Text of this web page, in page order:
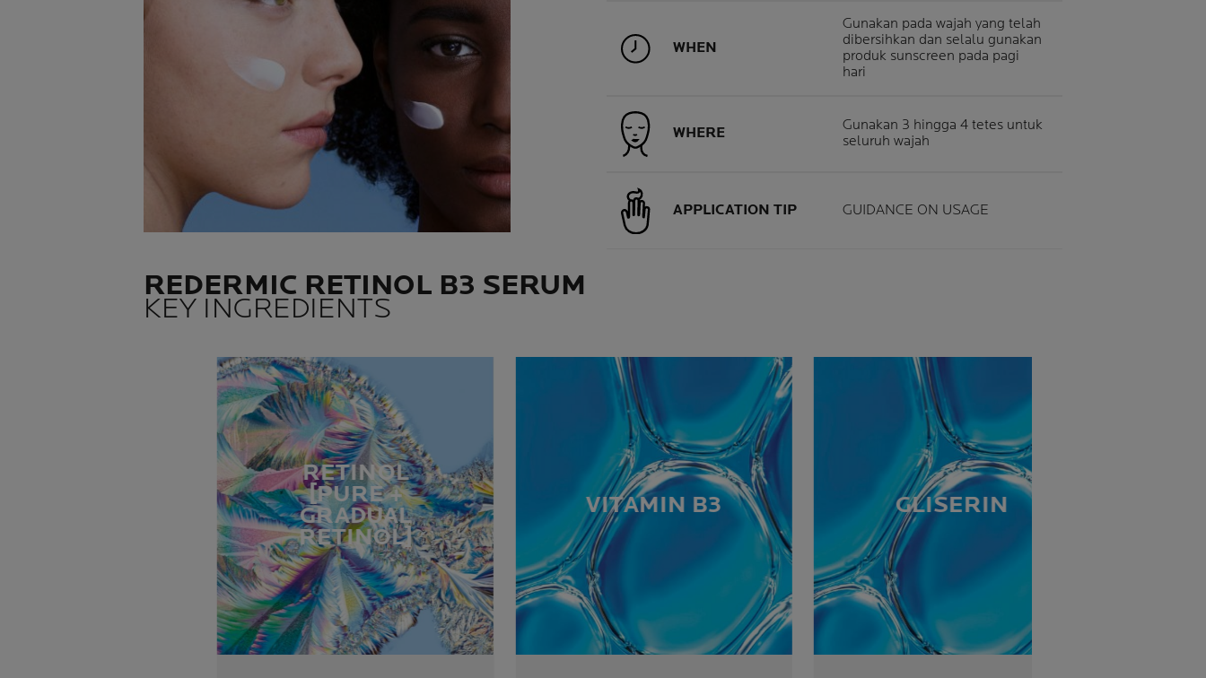
WHEN
Gunakan pada wajah yang telah
dibersihkan dan selalu gunakan
produk sunscreen pada pagi
hari
WHERE
Gunakan 3 hingga 4 tetes untuk
seluruh wajah
APPLICATION TIP GUIDANCE ON USAGE
REDERMIC RETINOL B3 SERUM
KEY INGREDIENTS
RETINOL
[PURE +
GRADUAL
RETINOL]
VITAMIN B3 GLISERIN